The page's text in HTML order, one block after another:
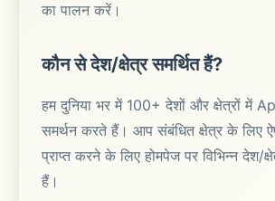
का पालन करें।
कौन से देश/क्षेत्र समर्थित हैं?
हम दुनिया भर में 100+ देशों और क्षेत्रों में
समर्थन करते हैं। आप संबंधित क्षेत्र के लिए
प्राप्त करने के लिए होमपेज पर विभिन्न देश/
हैं।